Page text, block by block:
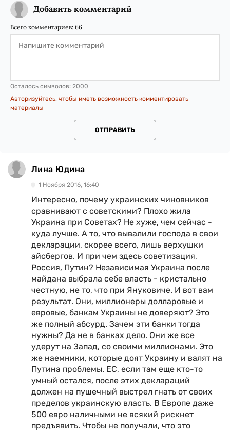
Добавить комментарий
Всего комментариев: 66
Осталось символов: 2000
Авторизуйтесь, чтобы иметь возможность комментировать
материалы
ОТПРАВИТЬ
Лина Юдина
1 Ноября 2016, 16:40
Интересно, почему украинских чиновников
сравнивают с советскими? Плохо жила
Украина при Советах? Не хуже, чем сейчас -
куда лучше. А то, что вывалили господа в свои
декларации, скорее всего, лишь верхушки
айсбергов. И при чем здесь советизация,
Россия, Путин? Независимая Украина после
майдана выбрала себе власть - кристально
честную, не то, что при Януковиче. И вот вам
результат. Они, миллионеры долларовые и
евровые, банкам Украины не доверяют? Это
же полный абсурд. Зачем эти банки тогда
нужны? Да не в банках дело. Они же все
удерут на Запад, со своими миллионами. Это
же наемники, которые доят Украину и валят на
Путина проблемы. ЕС, если там еще кто-то
умный остался, после этих деклараций
должен на пушечный выстрел гнать от своих
пределов украинскую власть. В Европе даже
500 евро наличными не всякий рискнет
предъявить. Чтобы не получали, что это